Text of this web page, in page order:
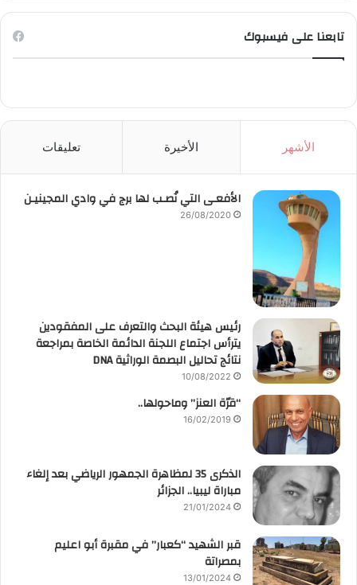
تابعنا على فيسبوك
الأشهر الأخيرة تعليقات
الأفعـى التي نُصـب لها برج في وادي المجينيـن
26/08/2020
رئيس هيئة البحث والتعرف على المفقودين
يترأس اجتماع اللجنة الدائمة الخاصة بمراجعة
نتائج تحاليل البصمة الوراثية DNA
10/08/2022
“قرّة العنز” وماحولها..
16/02/2019
الذكرى 35 لمظاهرة الجمهور الرياضي بعد إلغاء
مباراة ليبيا.. الجزائر
21/01/2024
قبر الشهيد “كعبار” في مقبرة أبو اعليم
بمصراتة
13/01/2024